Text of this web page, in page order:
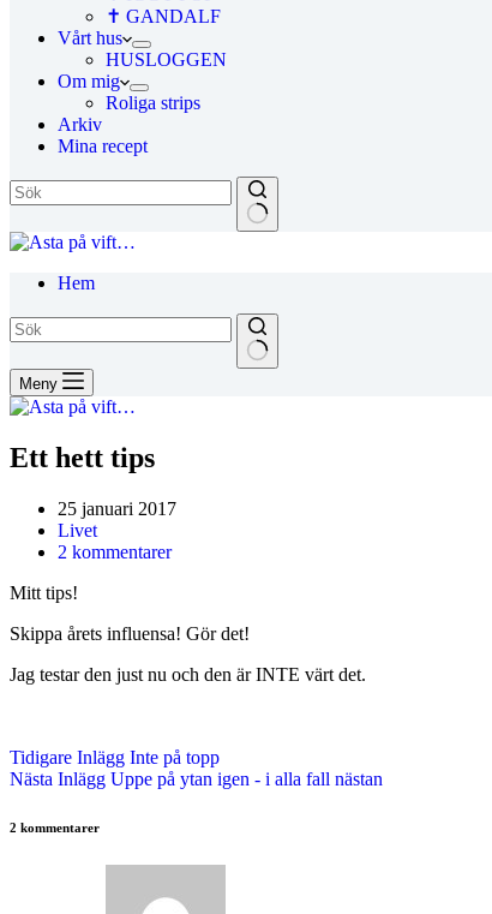
✝ GANDALF
Vårt hus
HUSLOGGEN
Om mig
Roliga strips
Arkiv
Mina recept
Hem
Meny
Ett hett tips
25 januari 2017
Livet
2 kommentarer
Mitt tips!
Skippa årets influensa! Gör det!
Jag testar den just nu och den är INTE värt det.
Tidigare Inlägg Inte på topp
Nästa Inlägg Uppe på ytan igen - i alla fall nästan
2 kommentarer